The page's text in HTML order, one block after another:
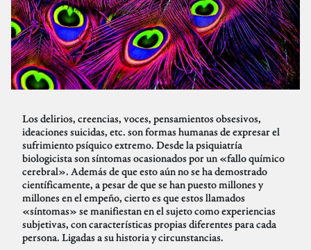
Los delirios, creencias, voces, pensamientos obsesivos,
ideaciones suicidas, etc. son formas humanas de expresar el
sufrimiento psíquico extremo. Desde la psiquiatría
biologicista son síntomas ocasionados por un «fallo químico
cerebral». Además de que esto aún no se ha demostrado
científicamente, a pesar de que se han puesto millones y
millones en el empeño, cierto es que estos llamados
«síntomas» se manifiestan en el sujeto como experiencias
subjetivas, con características propias diferentes para cada
persona. Ligadas a su historia y circunstancias.